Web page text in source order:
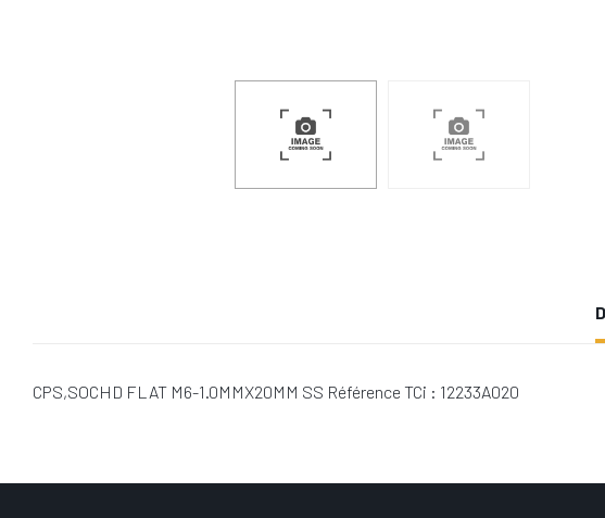
CPS,SOCHD FLAT M6-1.0MMX20MM SS Référence TCi : 12233A020